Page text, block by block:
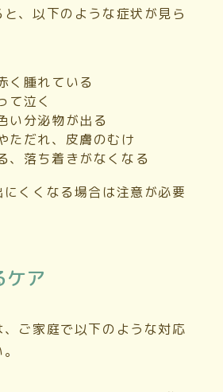
、以下のような症状が見ら
く腫れている
て泣く
い分泌物が出る
ただれ、皮膚のむけ
、落ち着きがなくなる
くくなる場合は注意が必要
ケア
ご家庭で以下のような対応